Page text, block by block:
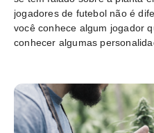
jogadores de futebol não é
você conhece algum jogador
conhecer algumas